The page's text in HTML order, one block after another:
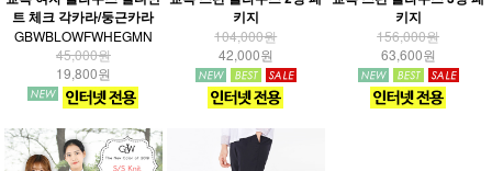
트 체크 각카라/둥근카라
GBWBLOWFWHEGMN
45,000원
19,800원
키지
104,000원
42,000원
키지
156,000원
63,600원